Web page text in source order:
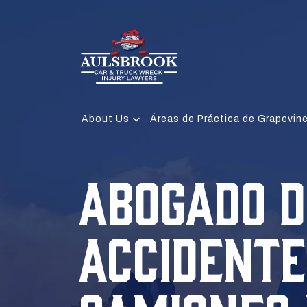
About Us Áreas de Práctica de Grapevine
ABOGADO